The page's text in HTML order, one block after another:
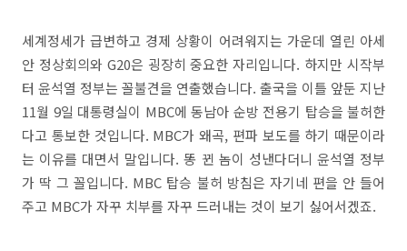
세계정세가 급변하고 경제 상황이 어려워지는 가운데 열린 아세
안 정상회의와 G20은 굉장히 중요한 자리입니다. 하지만 시작부
터 윤석열 정부는 꼴불견을 연출했습니다. 출국을 이틀 앞둔 지난
11월 9일 대통령실이 MBC에 동남아 순방 전용기 탑승을 불허한
다고 통보한 것입니다. MBC가 왜곡, 편파 보도를 하기 때문이라
는 이유를 대면서 말입니다. 똥 뀐 놈이 성낸다더니 윤석열 정부
가 딱 그 꼴입니다. MBC 탑승 불허 방침은 자기네 편을 안 들어
주고 MBC가 자꾸 치부를 자꾸 드러내는 것이 보기 싫어서겠죠.